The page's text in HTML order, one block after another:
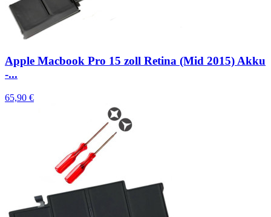
Apple Macbook Pro 15 zoll Retina (Mid 2015) Akku
-...
65,90 €